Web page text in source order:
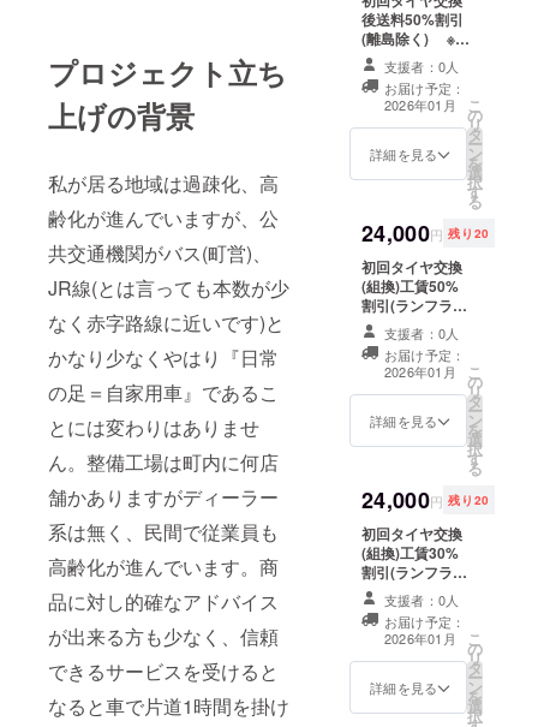
プロジェクト立ち
上げの背景
私が居る地域は過疎化、高
齢化が進んでいますが、公
共交通機関がバス(町営)、
JR線(とは言っても本数が少
なく赤字路線に近いです)と
かなり少なくやはり『日常
の足＝自家用車』であるこ
とには変わりはありませ
ん。整備工場は町内に何店
舗かありますがディーラー
系は無く、民間で従業員も
高齢化が進んでいます。商
品に対し的確なアドバイス
が出来る方も少なく、信頼
できるサービスを受けると
なると車で片道1時間を掛け
様、頑張り
ます。
た時点で効果を
失効します。
：当
チケット発行よ
り5ヵ年末まで有
ご利用いただけ
ます ・お車
一台につきチ
ケット1枚とさせ
て頂きます。
・複数チ
の方は、利用し
た車両とは
い。 ●有効期
た時点で効果を
失効します。
：当
チケット発行よ
り5ヵ年末まで有
後送料50%割引
(離島除く) ※4
本 ●ご利用時注
意 ・チケッ
トは当店舗に、
紙媒体でご持参
又は郵送にて
ご利用い
送いただく際
に、同梱して
頂いても
ご利用いただけ
ます ・お車
一台につきチ
ケット1枚とさせ
て頂きます。
・複数チ
の方は、利用し
た車両とは
い。 ●有効期
た時点で効果を
失効します。
：当
チケット発行よ
り5ヵ年末まで有
支援者：0人
お届け予定：
2026年01月
詳細を見る
こ
の
リ
タ
ー
ン
を
選
択
す
る
24,000円 残り20
初回タイヤ交換
(組換)工賃50%
割引(ランフラッ
ト除く) ※4本 ●
ご利用時注意
・チケット
は当店舗に、紙
媒体でご持参又
は郵送にて
はホイールを発
送いただく際
に、同梱して
頂いても
ご利用いただけ
ます ・お車
一台につきチ
ケット1枚とさせ
て頂きます。
ケットをお持ち
の方は、利用し
支援者：0人
お届け予定：
2026年01月
詳細を見る
こ
の
リ
タ
ー
ン
を
選
択
す
る
24,000円 残り20
初回タイヤ交換
(組換)工賃30%
割引(ランフラッ
ト除く) ※4本 ●
ご利用時注意
・チケット
は当店舗に、紙
媒体でご持参又
は郵送にて
支援者：0人
お届け予定：
2026年01月
詳細を見る
こ
の
リ
タ
ー
ン
を
選
択